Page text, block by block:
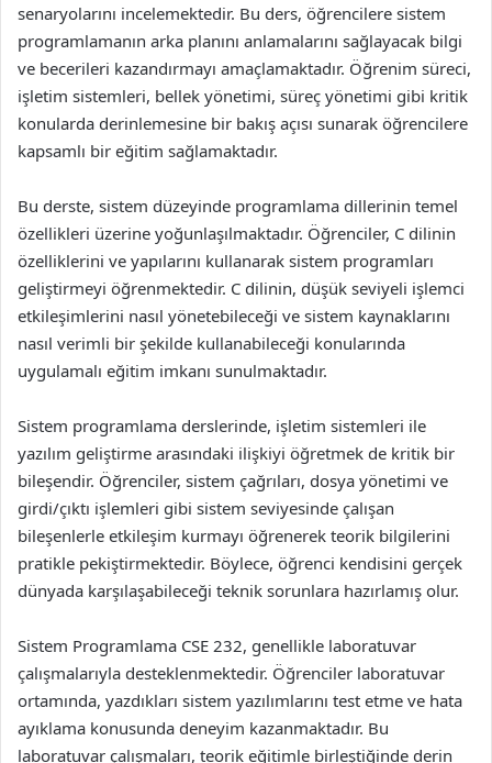
senaryolarını incelemektedir. Bu ders, öğrencilere sistem
programlamanın arka planını anlamalarını sağlayacak bilgi
ve becerileri kazandırmayı amaçlamaktadır. Öğrenim süreci,
işletim sistemleri, bellek yönetimi, süreç yönetimi gibi kritik
konularda derinlemesine bir bakış açısı sunarak öğrencilere
kapsamlı bir eğitim sağlamaktadır.
Bu derste, sistem düzeyinde programlama dillerinin temel
özellikleri üzerine yoğunlaşılmaktadır. Öğrenciler, C dilinin
özelliklerini ve yapılarını kullanarak sistem programları
geliştirmeyi öğrenmektedir. C dilinin, düşük seviyeli işlemci
etkileşimlerini nasıl yönetebileceği ve sistem kaynaklarını
nasıl verimli bir şekilde kullanabileceği konularında
uygulamalı eğitim imkanı sunulmaktadır.
Sistem programlama derslerinde, işletim sistemleri ile
yazılım geliştirme arasındaki ilişkiyi öğretmek de kritik bir
bileşendir. Öğrenciler, sistem çağrıları, dosya yönetimi ve
girdi/çıktı işlemleri gibi sistem seviyesinde çalışan
bileşenlerle etkileşim kurmayı öğrenerek teorik bilgilerini
pratikle pekiştirmektedir. Böylece, öğrenci kendisini gerçek
dünyada karşılaşabileceği teknik sorunlara hazırlamış olur.
Sistem Programlama CSE 232, genellikle laboratuvar
çalışmalarıyla desteklenmektedir. Öğrenciler laboratuvar
ortamında, yazdıkları sistem yazılımlarını test etme ve hata
ayıklama konusunda deneyim kazanmaktadır. Bu
laboratuvar çalışmaları, teorik eğitimle birleştiğinde derin